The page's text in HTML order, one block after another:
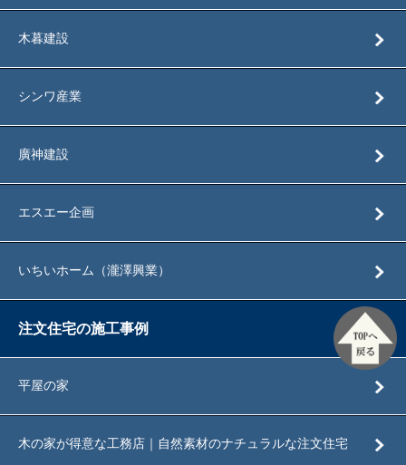
木暮建設
シンワ産業
廣神建設
エスエー企画
いちいホーム（瀧澤興業）
注文住宅の施工事例
平屋の家
木の家が得意な工務店｜自然素材のナチュラルな注文住宅
TOPへ戻
る